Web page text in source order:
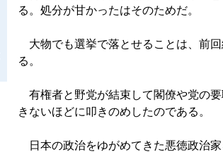
る。処分が甘かったはそのためだ。
大物でも選挙で落とせることは、前
る。
有権者と野党が結束して閣僚や党の
きないほどに叩きのめしたのである。
日本の政治をゆがめてきた悪徳政治